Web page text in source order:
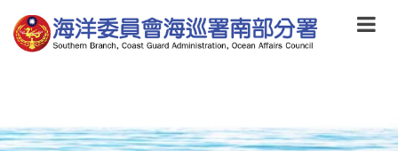
到
主
要
main
content